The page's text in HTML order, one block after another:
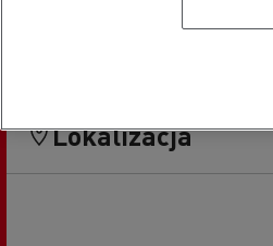
Sprzedaż pojazdów LCV -
Lokalizacja